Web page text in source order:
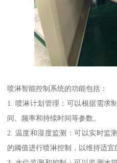
喷淋智能控制系统的功能包括：
1. 喷淋计划管理：可以根据需求
间、频率和持续时间等参数。
2. 温度和湿度监测：可以实时监
的阈值进行喷淋控制，以维持适宜